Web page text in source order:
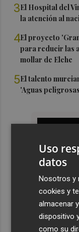
3El Hospital del
la atención al
4El proyecto
para reducir las
mollar de Elche
5El talento
'Aguas
Uso
datos
Nosotros y
cookies y
almacenar
dispositivo
como su